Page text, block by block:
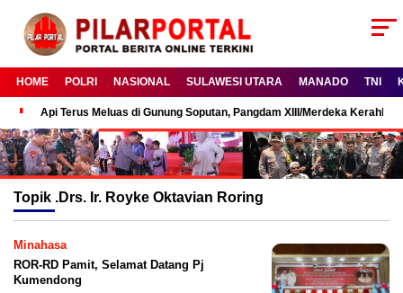
HOME POLRI NASIONAL SULAWESI UTARA MANADO TNI
Api Terus Meluas di Gunung Soputan, Pangdam XIII/Merdeka
Topik .Drs. Ir. Royke Oktavian Roring
Minahasa
ROR-RD Pamit, Selamat Datang Pj
Kumendong